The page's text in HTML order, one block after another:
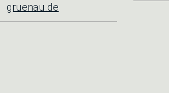
gruenau.de